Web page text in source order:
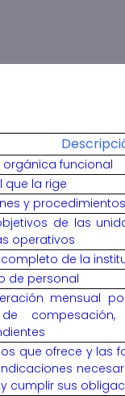
orgánica funcional
que la rige
y
de las
operativos
de la
de personal
mensual
que ofrece y las
cumplir sus